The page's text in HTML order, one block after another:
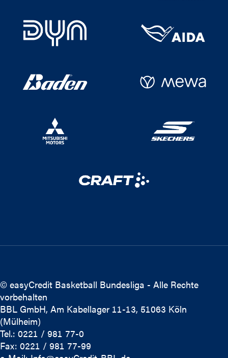
© easyCredit Basketball Bundesliga - Alle Rechte
vorbehalten
BBL GmbH, Am Kabellager 11-13, 51063 Köln
(Mülheim)
Tel.: 0221 / 981 77-0
Fax: 0221 / 981 77-99